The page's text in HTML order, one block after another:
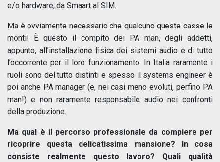
e/o hardware, da Smaart al SIM.
Ma è ovviamente necessario che qualcuno queste casse le
monti! È questo il compito dei PA man, degli addetti,
appunto, all’installazione fisica dei sistemi audio e di tutto
l’occorrente per il loro funzionamento. In Italia raramente i
ruoli sono del tutto distinti e spesso il systems engineer è
poi anche PA manager (e, nei casi meno evoluti, perfino PA
man!) e non raramente responsabile audio nei confronti
della produzione.
Ma qual è il percorso professionale da compiere per
ricoprire questa delicatissima mansione? In cosa
consiste realmente questo lavoro? Quali qualità